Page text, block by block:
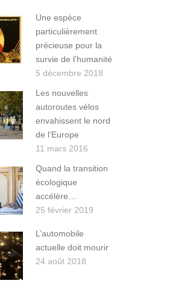
Une espèce
particulièrement
précieuse pour la
survie de l’humanité
5 décembre 2018
Les nouvelles
autoroutes vélos
envahissent le nord
de l’Europe
11 mars 2016
Quand la transition
écologique
accélère…
25 février 2019
L’automobile
actuelle doit mourir
24 août 2018